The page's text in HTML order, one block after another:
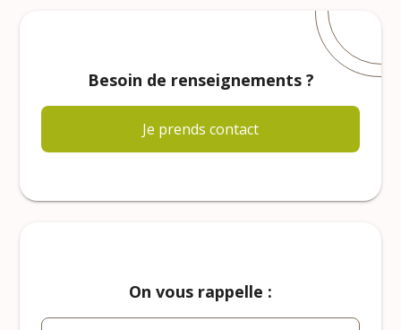
Besoin de renseignements ?
Je prends contact
On vous rappelle :